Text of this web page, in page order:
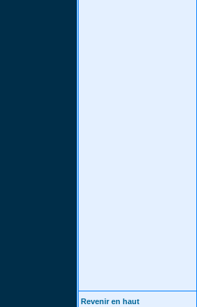
Revenir en haut